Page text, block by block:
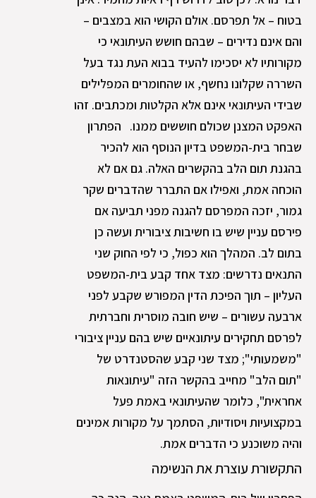
בטוח – אל תפרסם. אולם הקושי הוא במצבים –
והם אינם נדירים – שבהם חושש העיתונאי כי
מקורותיו לא יסכימו להעיד בבוא העת נגד בעל
השררה שקלונו נחשף, או שהחומרים המפלילים
שבידי העיתונאי אינם אלא הקלטות ומכתבים. זהו
האפקט המצנן שכולם חוששים ממנו. הפתרון
שבחר בית-המשפט בדיון הנוסף הוא להכיר
בהגנת תום הלב בהקשרים האלה. גם אם לא
הוכחה אמת, ואפילו אם התברר שהדברים שקר
גמור, יזכה המפרסם להגנה מפני תביעה אם
פירסם עניין שיש בו חשיבות ציבורית ועשה כן
בתום לב. המהלך הוא כפול, כי לפי החוק שני
התנאים נדרשים: מצד אחד קבע בית-המשפט
העליון – תוך הפיכת הדין המפורש שקבע לפני
ארבעה עשורים – שיש חובה מוסרית וחברתית
לפרסם תחקירים עיתונאיים שיש בהם עניין ציבורי
"משמעותי"; מצד שני קבע שהסטנדרט של
"תום הלב" מחייב בהקשר הזה "עיתונאות
אחראית", כלומר שהעיתונאי באמת פעל
במקצועיות ויסודיות, הסתמך על מקורות אמינים
והיה משוכנע כי הדברים אמת.
התקשורת עוצרת את הנשימה